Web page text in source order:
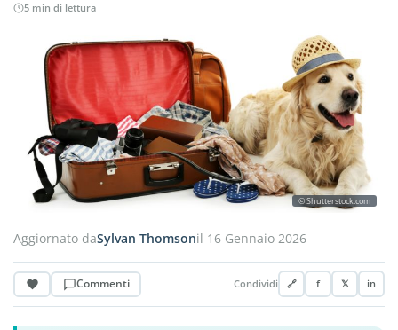
5 min di lettura
© Shutterstock.com
Aggiornato daSylvan Thomsonil 16 Gennaio 2026
Commenti Condividi 🔗 f 𝕏 in